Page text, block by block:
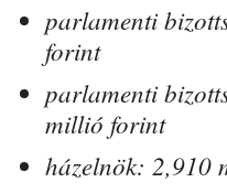
parlamenti
forint
parlamenti
millió forint
házelnök: 2,910